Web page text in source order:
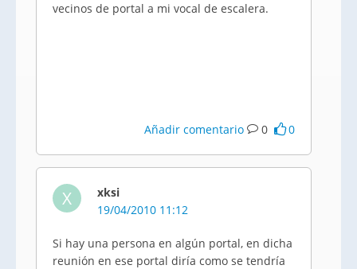
vecinos de portal a mi vocal de escalera.
Añadir comentario 0 0
X
xksi
19/04/2010 11:12
Si hay una persona en algún portal, en dicha
reunión en ese portal diría como se tendría